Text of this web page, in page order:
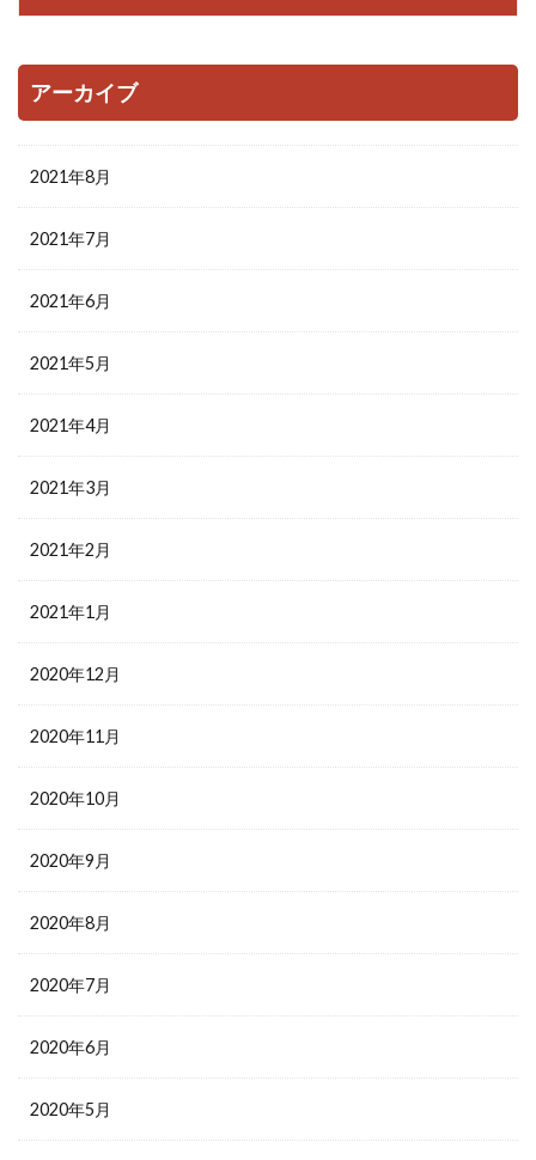
アーカイブ
2021年8月
2021年7月
2021年6月
2021年5月
2021年4月
2021年3月
2021年2月
2021年1月
2020年12月
2020年11月
2020年10月
2020年9月
2020年8月
2020年7月
2020年6月
2020年5月